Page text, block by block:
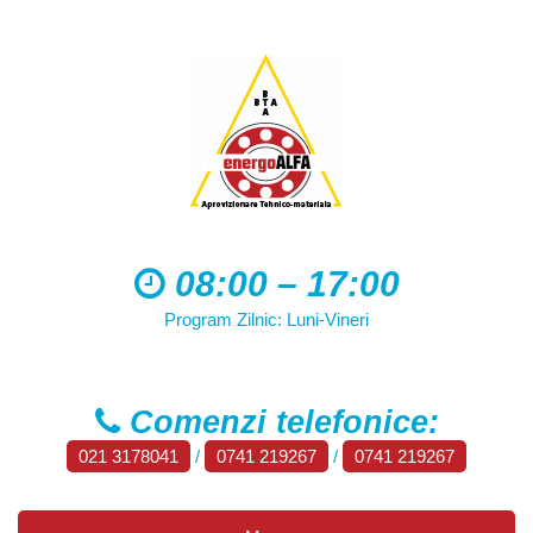
08:00 – 17:00
Program Zilnic: Luni-Vineri
Comenzi telefonice:
021 3178041 / 0741 219267 / 0741 219267